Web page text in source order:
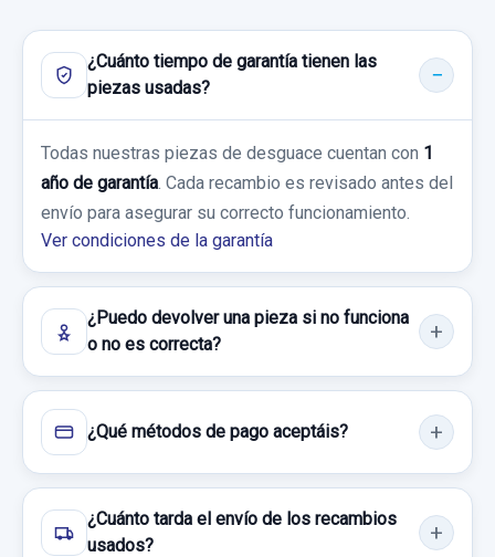
INYECTOR 038130073AA
INYECTOR 038130073AA usado.
VOLKSWAGEN PASSAT BERLINA (3B3) 1.9
TDI
Garantía 1 año
90,00 €
Consultar por whatsapp
¿Cuánto tiempo de garantía tienen las
piezas usadas?
Todas nuestras piezas de desguace cuentan con 1
año de garantía . Cada recambio es revisado antes del
envío para asegurar su correcto funcionamiento.
Ver condiciones de la garantía
¿Puedo devolver una pieza si no funciona
o no es correcta?
¿Qué métodos de pago aceptáis?
¿Cuánto tarda el envío de los recambios
usados?